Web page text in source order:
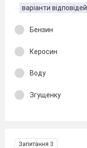
варіанти відповідей
Бензин
Керосин
Воду
Згущенку
Запитання 3